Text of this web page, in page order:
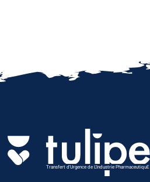
Transfert d'Urgence de L'Industrie PharmaceutiquE